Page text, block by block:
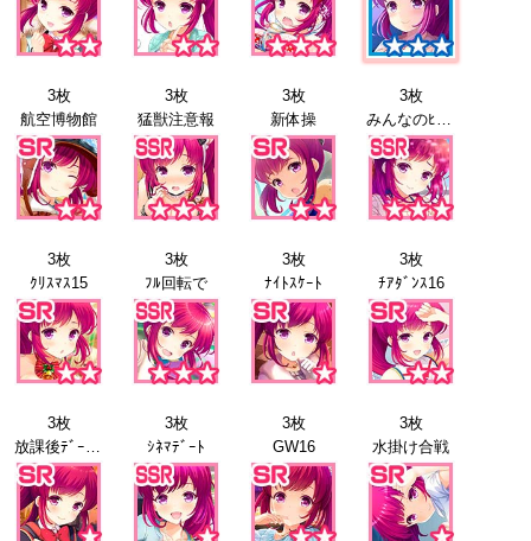
3枚
航空博物館
3枚
猛獣注意報
3枚
新体操
3枚
みんなのﾋｰﾛｰ
3枚
ｸﾘｽﾏｽ15
3枚
ﾌﾙ回転で
3枚
ﾅｲﾄｽｹｰﾄ
3枚
ﾁｱﾀﾞﾝｽ16
3枚
放課後ﾃﾞｰﾄ16
3枚
ｼﾈﾏﾃﾞｰﾄ
3枚
GW16
3枚
水掛け合戦